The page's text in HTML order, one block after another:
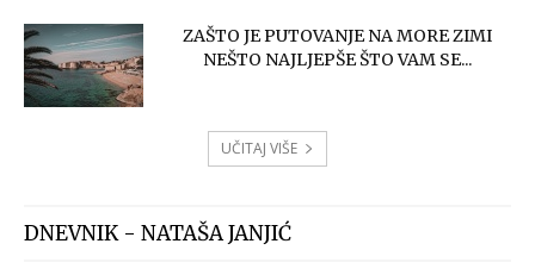
ZAŠTO JE PUTOVANJE NA MORE ZIMI
NEŠTO NAJLJEPŠE ŠTO VAM SE...
UČITAJ VIŠE
DNEVNIK - NATAŠA JANJIĆ